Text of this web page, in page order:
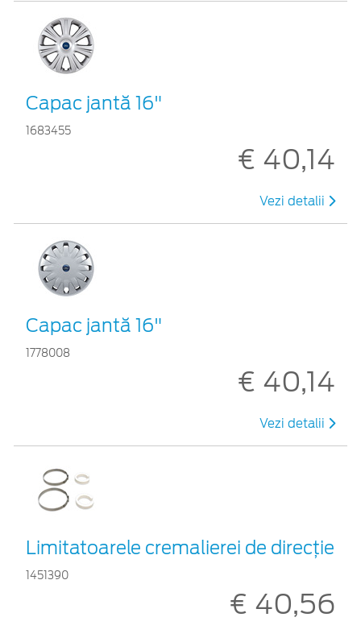
Capac jantă 16"
1683455
€ 40,14
Vezi detalii
Capac jantă 16"
1778008
€ 40,14
Vezi detalii
Limitatoarele cremalierei de direcţie
1451390
€ 40,56